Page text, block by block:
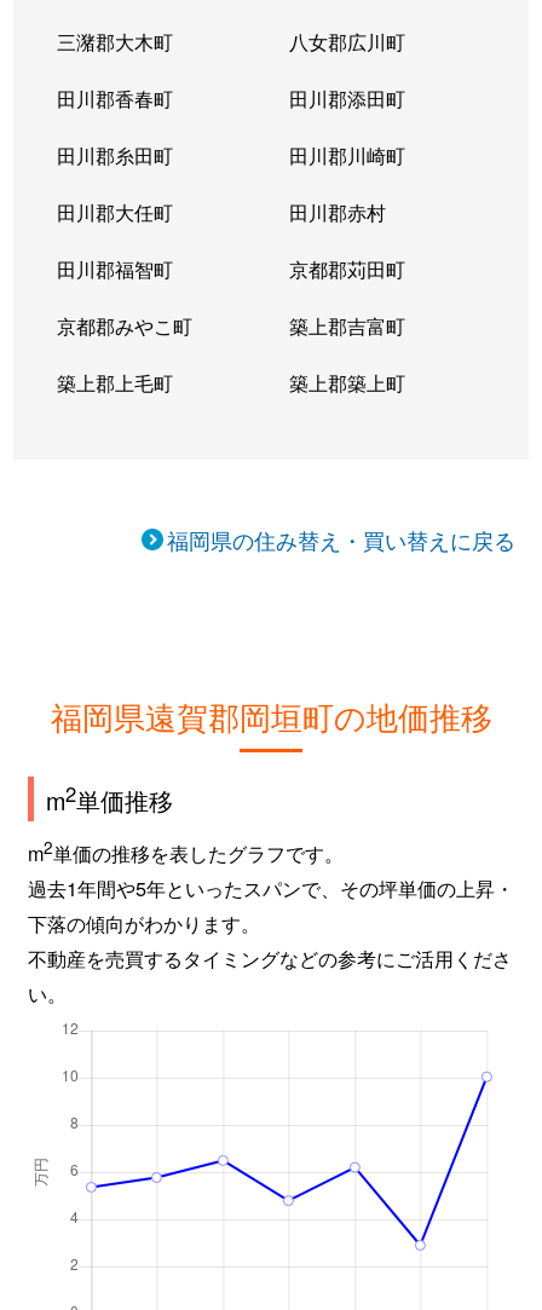
三潴郡大木町 八女郡広川町
田川郡香春町 田川郡添田町
田川郡糸田町 田川郡川崎町
田川郡大任町 田川郡赤村
田川郡福智町 京都郡苅田町
京都郡みやこ町 築上郡吉富町
築上郡上毛町 築上郡築上町
福岡県の住み替え・買い替えに戻る
福岡県遠賀郡岡垣町の地価推移
m2単価推移
m2単価の推移を表したグラフです。
過去1年間や5年といったスパンで、その坪単価の上昇・
下落の傾向がわかります。
不動産を売買するタイミングなどの参考にご活用くださ
い。